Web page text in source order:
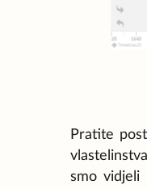
Pratite
smo vidjeli